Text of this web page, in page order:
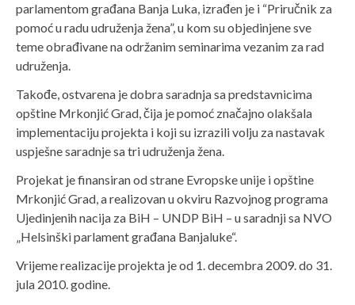
parlamentom građana Banja Luka, izrađen je i “Priručnik za
pomoć u radu udruženja žena”, u kom su objedinjene sve
teme obrađivane na održanim seminarima vezanim za rad
udruženja.
Takođe, ostvarena je dobra saradnja sa predstavnicima
opštine Mrkonjić Grad, čija je pomoć značajno olakšala
implementaciju projekta i koji su izrazili volju za nastavak
uspješne saradnje sa tri udruženja žena.
Projekat je finansiran od strane Evropske unije i opštine
Mrkonjić Grad, a realizovan u okviru Razvojnog programa
Ujedinjenih nacija za BiH – UNDP BiH – u saradnji sa NVO
„Helsinški parlament građana Banjaluke“.
Vrijeme realizacije projekta je od 1. decembra 2009. do 31.
jula 2010. godine.